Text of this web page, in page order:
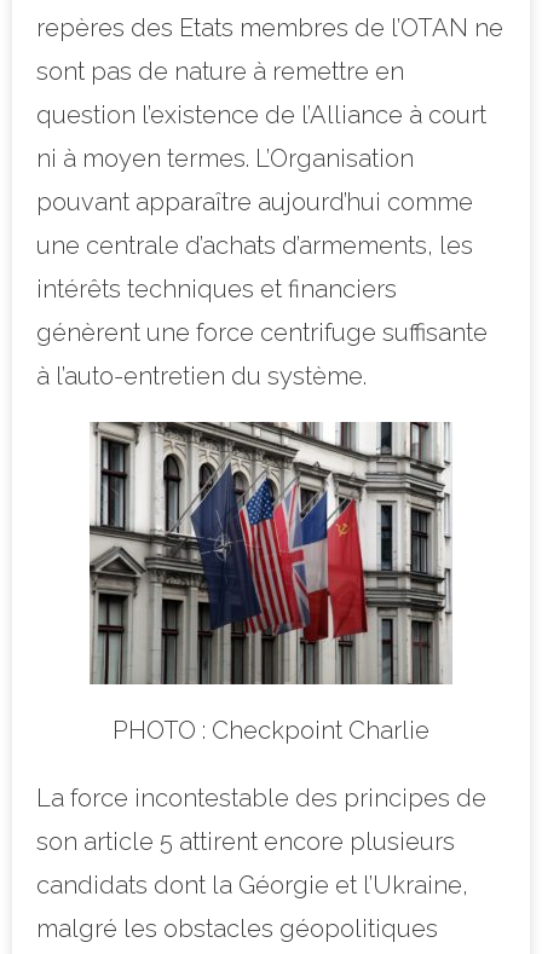
repères des Etats membres de l’OTAN ne
sont pas de nature à remettre en
question l’existence de l’Alliance à court
ni à moyen termes. L’Organisation
pouvant apparaître aujourd’hui comme
une centrale d’achats d’armements, les
intérêts techniques et financiers
génèrent une force centrifuge suffisante
à l’auto-entretien du système.
PHOTO : Checkpoint Charlie
La force incontestable des principes de
son article 5 attirent encore plusieurs
candidats dont la Géorgie et l’Ukraine,
malgré les obstacles géopolitiques